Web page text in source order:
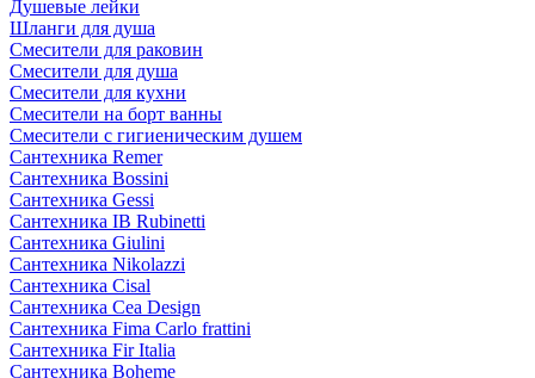
Душевые лейки
Шланги для душа
Смесители для раковин
Смесители для душа
Смесители для кухни
Смесители на борт ванны
Смесители с гигиеническим душем
Сантехника Remer
Сантехника Bossini
Сантехника Gessi
Сантехника IB Rubinetti
Сантехника Giulini
Сантехника Nikolazzi
Сантехника Cisal
Сантехника Cea Design
Сантехника Fima Carlo frattini
Сантехника Fir Italia
Сантехника Boheme